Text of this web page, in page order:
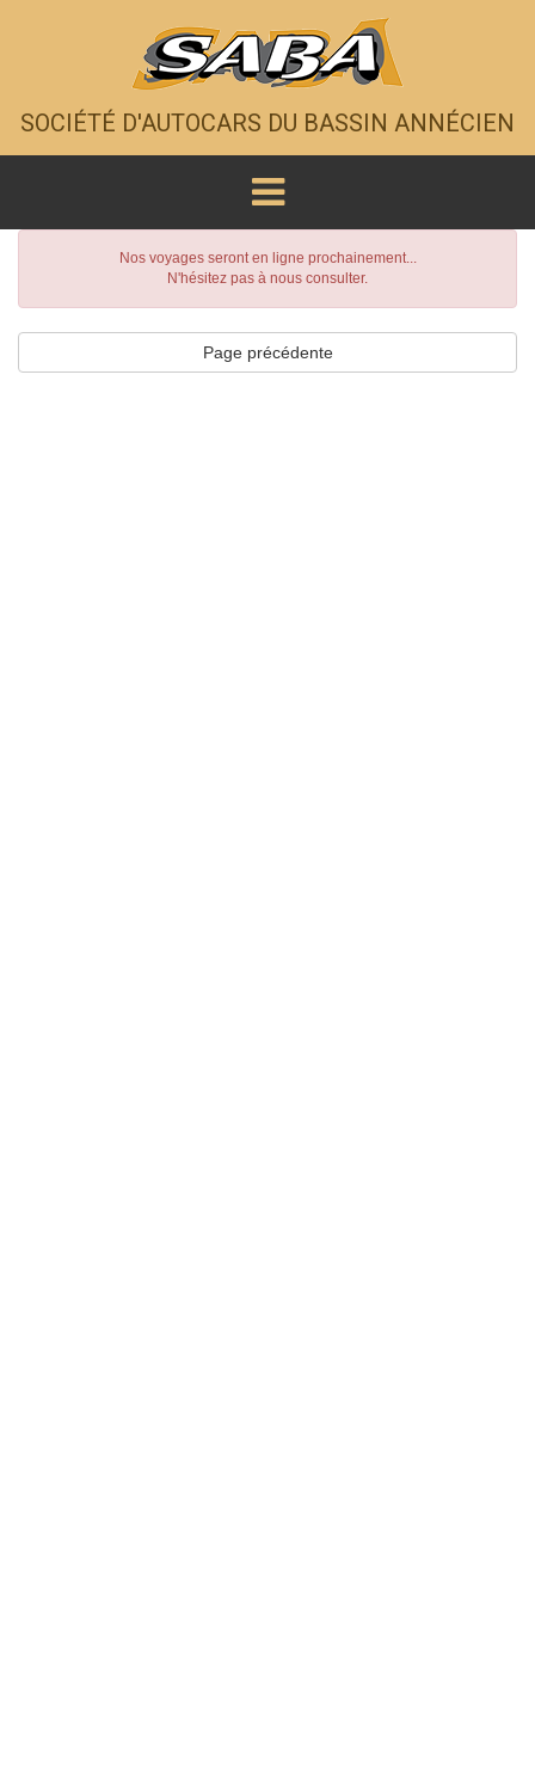
SOCIÉTÉ D'AUTOCARS DU BASSIN ANNÉCIEN